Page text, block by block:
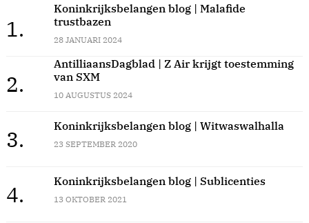
1.
Koninkrijksbelangen blog | Malafide
trustbazen
28 JANUARI 2024
2.
AntilliaansDagblad | Z Air krijgt toestemming
van SXM
10 AUGUSTUS 2024
3.
Koninkrijksbelangen blog | Witwaswalhalla
23 SEPTEMBER 2020
4.
Koninkrijksbelangen blog | Sublicenties
13 OKTOBER 2021